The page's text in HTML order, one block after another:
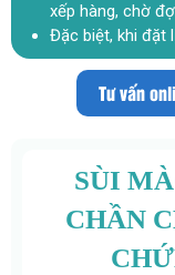
xếp hàng, chờ
Đặc biệt, khi đặt
Tư vấn
SÙI
CHẦN